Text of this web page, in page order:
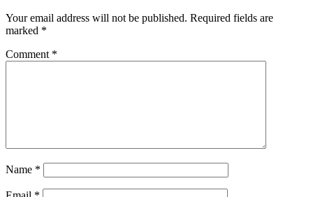
Your email address will not be published. Required fields are
marked *
Comment *
Name *